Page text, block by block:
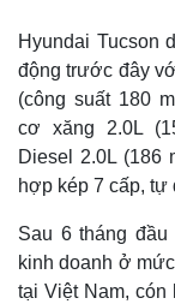
Hyundai Tucson
động trước đây
(công suất 180
cơ xăng 2.0L
Diesel 2.0L
hợp kép 7 cấp, tự
Sau 6 tháng đầu
kinh doanh ở
tại Việt Nam, cón